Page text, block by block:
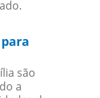
são
a